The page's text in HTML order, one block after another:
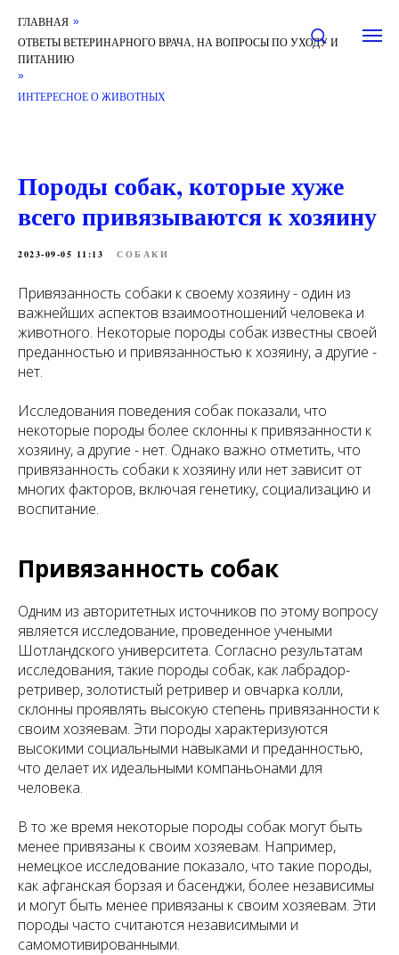
ГЛАВНАЯ »
ОТВЕТЫ ВЕТЕРИНАРНОГО ВРАЧА, НА ВОПРОСЫ ПО УХОДУ И
ПИТАНИЮ
»
ИНТЕРЕСНОЕ О ЖИВОТНЫХ
Породы собак, которые хуже
всего привязываются к хозяину
2023-09-05 11:13 СОБАКИ
Привязанность собаки к своему хозяину - один из
важнейших аспектов взаимоотношений человека и
животного. Некоторые породы собак известны своей
преданностью и привязанностью к хозяину, а другие -
нет.
Исследования поведения собак показали, что
некоторые породы более склонны к привязанности к
хозяину, а другие - нет. Однако важно отметить, что
привязанность собаки к хозяину или нет зависит от
многих факторов, включая генетику, социализацию и
воспитание.
Привязанность собак
Одним из авторитетных источников по этому вопросу
является исследование, проведенное учеными
Шотландского университета. Согласно результатам
исследования, такие породы собак, как лабрадор-
ретривер, золотистый ретривер и овчарка колли,
склонны проявлять высокую степень привязанности к
своим хозяевам. Эти породы характеризуются
высокими социальными навыками и преданностью,
что делает их идеальными компаньонами для
человека.
В то же время некоторые породы собак могут быть
менее привязаны к своим хозяевам. Например,
немецкое исследование показало, что такие породы,
как афганская борзая и басенджи, более независимы
и могут быть менее привязаны к своим хозяевам. Эти
породы часто считаются независимыми и
самомотивированными.